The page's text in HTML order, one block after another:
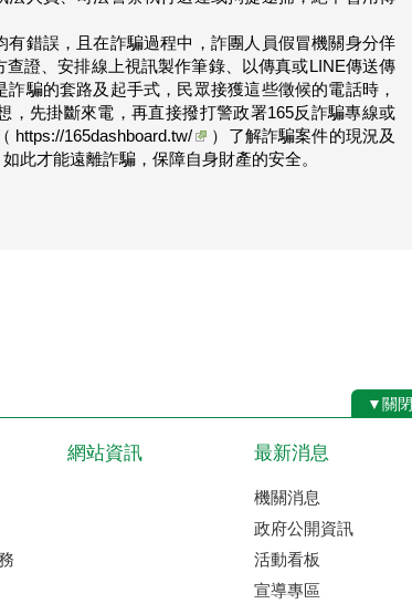
錯誤，且在詐騙過程中，詐團人員假冒機關身分佯
證、安排線上視訊製作筆錄、以傳真或LINE傳送傳
騙的套路及起手式，民眾接獲這些徵候的電話時，
，先掛斷來電，再直接撥打警政署165反詐騙專線或
https://165dashboard.tw/
）了解詐騙案件的現況及
此才能遠離詐騙，保障自身財產的安全。
▼關閉
網站資訊 最新消息
機關消息
政府公開資訊
活動看板
宣導專區